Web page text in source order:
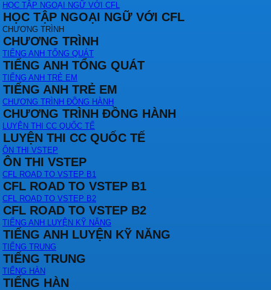
HỌC TẬP NGOẠI NGỮ VỚI CFL
HỌC TẬP NGOẠI NGỮ VỚI CFL
CHƯƠNG TRÌNH
CHƯƠNG TRÌNH
TIẾNG ANH TỔNG QUÁT
TIẾNG ANH TỔNG QUÁT
TIẾNG ANH TRẺ EM
TIẾNG ANH TRẺ EM
CHƯƠNG TRÌNH ĐỒNG HÀNH
CHƯƠNG TRÌNH ĐỒNG HÀNH
LUYỆN THI CC QUỐC TẾ
LUYỆN THI CC QUỐC TẾ
ÔN THI VSTEP
ÔN THI VSTEP
CFL ROAD TO VSTEP B1
CFL ROAD TO VSTEP B1
CFL ROAD TO VSTEP B2
CFL ROAD TO VSTEP B2
TIẾNG ANH LUYỆN KỸ NĂNG
TIẾNG ANH LUYỆN KỸ NĂNG
TIẾNG TRUNG
TIẾNG TRUNG
TIẾNG HÀN
TIẾNG HÀN